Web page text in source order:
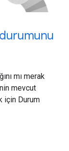
mı merak
mevcut
için Durum